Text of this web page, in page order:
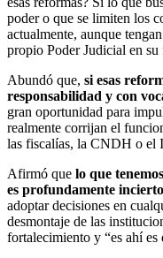
poder o que se limiten los
actualmente, aunque
propio Poder Judicial en
Abundó que, si esas
responsabilidad y con
gran oportunidad para
realmente corrijan el
las fiscalías, la CNDH o el
Afirmó que lo que
es profundamente incierto
adoptar decisiones en
desmontaje de las
fortalecimiento y “es ahí es